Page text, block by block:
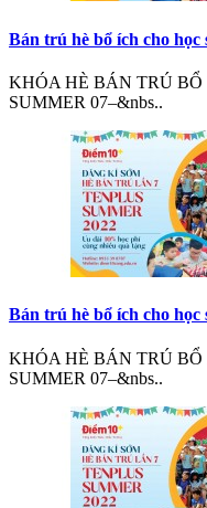
Bán trú hè bổ ích cho học
KHÓA HÈ BÁN TRÚ BỔ
SUMMER 07–&nbs..
Bán trú hè bổ ích cho học
KHÓA HÈ BÁN TRÚ BỔ
SUMMER 07–&nbs..